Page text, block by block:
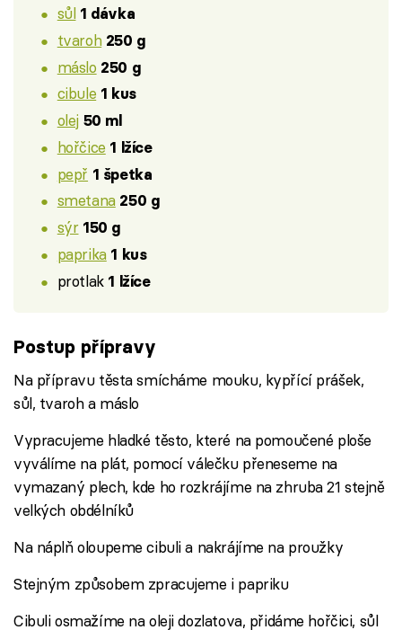
sůl 1 dávka
tvaroh 250 g
máslo 250 g
cibule 1 kus
olej 50 ml
hořčice 1 lžíce
pepř 1 špetka
smetana 250 g
sýr 150 g
paprika 1 kus
protlak 1 lžíce
Postup přípravy
Na přípravu těsta smícháme mouku, kypřící prášek,
sůl, tvaroh a máslo
Vypracujeme hladké těsto, které na pomoučené ploše
vyválíme na plát, pomocí válečku přeneseme na
vymazaný plech, kde ho rozkrájíme na zhruba 21 stejně
velkých obdélníků
Na náplň oloupeme cibuli a nakrájíme na proužky
Stejným způsobem zpracujeme i papriku
Cibuli osmažíme na oleji dozlatova, přidáme hořčici, sůl